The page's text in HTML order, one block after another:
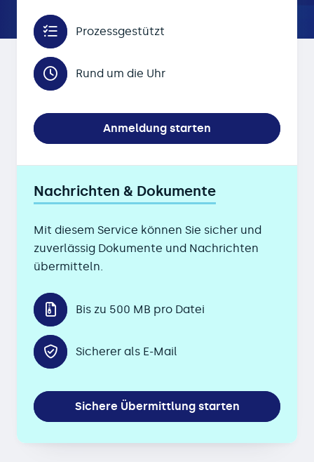
Prozessgestützt
Rund um die Uhr
Anmeldung starten
Nachrichten & Dokumente
Mit diesem Service können Sie sicher und
zuverlässig Dokumente und Nachrichten
übermitteln.
Bis zu 500 MB pro Datei
Sicherer als E-Mail
Sichere Übermittlung starten